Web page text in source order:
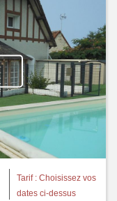
Tarif : Choisissez vos
dates ci-dessus